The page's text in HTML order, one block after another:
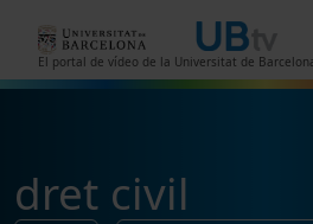
El portal de vídeo de la Universitat de
dret civil